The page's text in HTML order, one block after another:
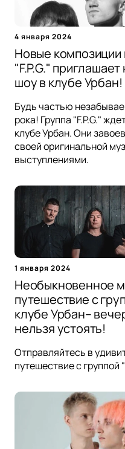
4 января 2024
Новые композиции
"F.P.G."
шоу в клубе Урбан!
Будь частью
рока! Группа "F.P.G."
клубе Урбан. Они
своей оригинальной
выступлениями.
1 января 2024
Необыкновенное
путешествие с
клубе Урбан–
нельзя устоять!
Отправляйтесь в
путешествие с группой